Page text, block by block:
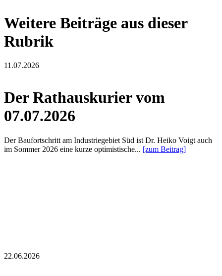
Weitere Beiträge aus dieser
Rubrik
11.07.2026
Der Rathauskurier vom
07.07.2026
Der Baufortschritt am Industriegebiet Süd ist Dr. Heiko Voigt auch
im Sommer 2026 eine kurze optimistische... [zum Beitrag]
22.06.2026